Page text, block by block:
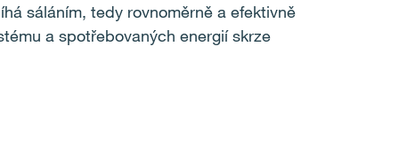
sáláním, tedy rovnoměrně a efektivně
a spotřebovaných energií skrze